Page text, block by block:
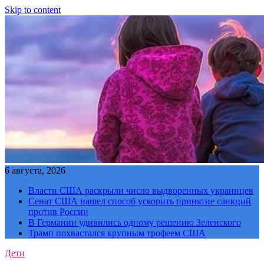
Skip to content
6 августа, 2026
Власти США раскрыли число выдворенных украинцев
Сенат США нашел способ ускорить принятие санкций
против России
В Германии удивились одному решению Зеленского
Трамп похвастался крупным трофеем США
Дети